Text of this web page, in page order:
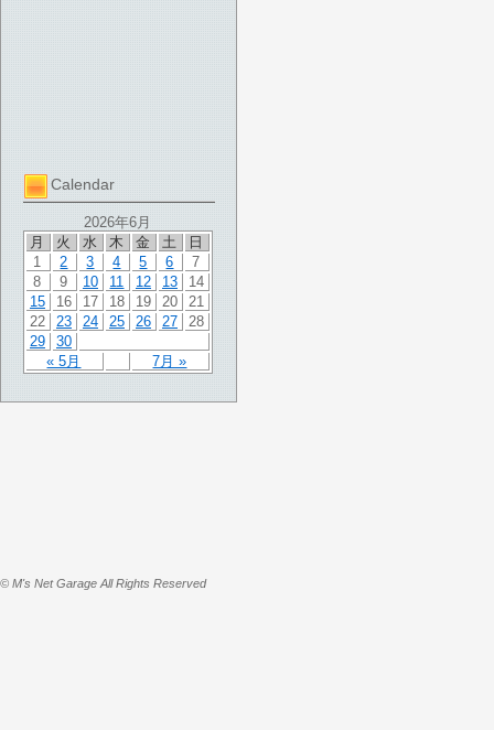
Calendar
2026年6月
月
火 水 木 金 土 日
« 5月 7月 »
1 2 3 4 5 6
7
8
9 10 11 12 13
14
15
16 17 18 19 20
21
22
23 24 25 26 27
28
29
30
© M's Net Garage All Rights Reserved